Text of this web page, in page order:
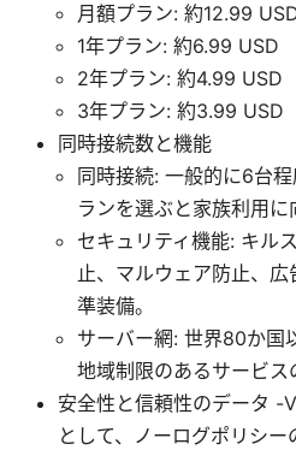
月額プラン: 約12.99
1年プラン: 約6.99 USD
2年プラン: 約4.99 USD
3年プラン: 約3.99 USD
同時接続数と機能
同時接続: 一般的に6台
ランを選ぶと家族利用に
セキュリティ機能: キル
止、マルウェア防止、
準装備。
サーバー網: 世界80か国
地域制限のあるサービス
安全性と信頼性のデータ -
として、ノーログポリシ